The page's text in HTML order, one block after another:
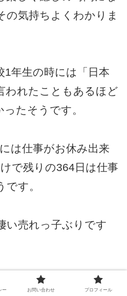
の気持ちよくわかりま
1年生の時には「日本
われたこともあるほど
たそうです。
は仕事がお休み出来
で残りの364日は仕事
す。
い売れっ子ぶりです
着て通学出来た時はと
ー お問い合わせ プロフィール